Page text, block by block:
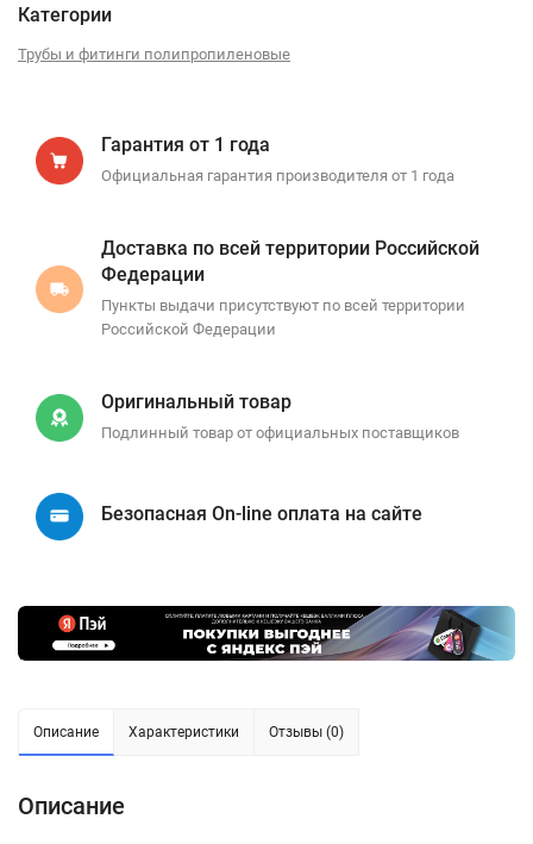
Категории
Трубы и фитинги полипропиленовые
Гарантия от 1 года
Официальная гарантия производителя от 1 года
Доставка по всей территории Российской
Федерации
Пункты выдачи присутствуют по всей территории
Российской Федерации
Оригинальный товар
Подлинный товар от официальных поставщиков
Безопасная On-line оплата на сайте
Описание Характеристики Отзывы (0)
Описание